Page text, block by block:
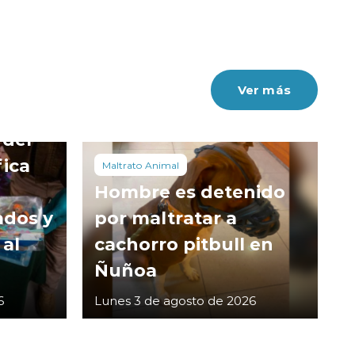
Ver más
y
Maltrato Animal
Hombre es detenido
por maltratar a
cachorro pitbull en
Ñuñoa
Lunes 3 de agosto de 2026